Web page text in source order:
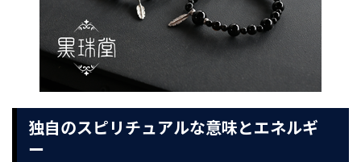
独自のスピリチュアルな意味とエネルギ
ー